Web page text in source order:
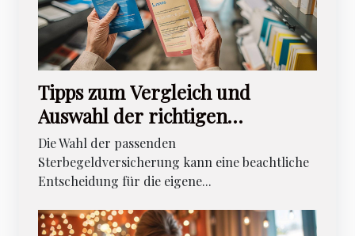
Tipps zum Vergleich und
Auswahl der richtigen
Sterbegeldversicherung
Die Wahl der passenden
Sterbegeldversicherung kann eine beachtliche
Entscheidung für die eigene...